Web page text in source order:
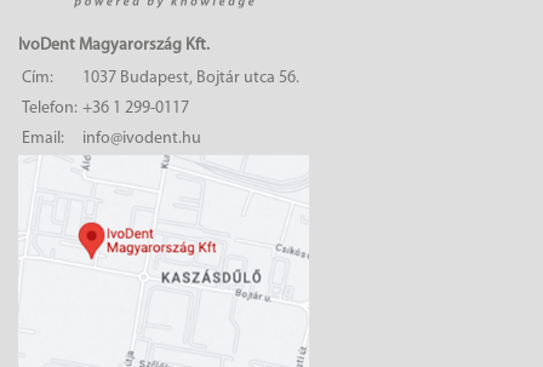
IvoDent Magyarország Kft.
Cím:
1037 Budapest, Bojtár utca 56.
Telefon: +36 1 299-0117
Email:
info@ivodent.hu